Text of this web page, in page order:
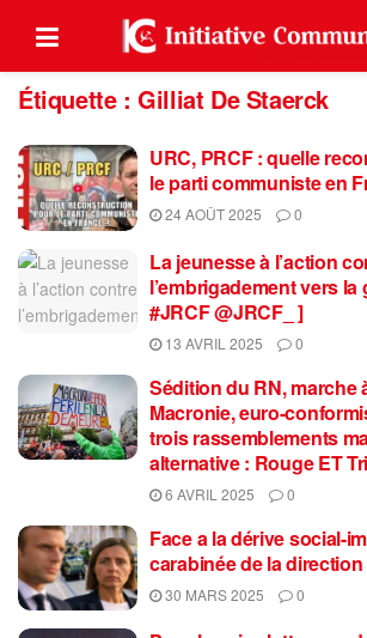
Étiquette :Gilliat De Staerck
URC, PRCF : quelle
le parti communiste en
24 AOÛT 2025 0
La jeunesse à l’action
l’embrigadement vers
#JRCF @JRCF_ ]
13 AVRIL 2025 0
Sédition du RN, marche
Macronie, euro-
trois rassemblements
alternative : Rouge ET
6 AVRIL 2025 0
Face a la dérive social-
carabinée de la
30 MARS 2025 0